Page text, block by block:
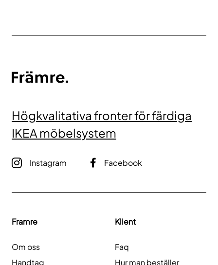
Högkvalitativa fronter för färdiga
IKEA möbelsystem
Instagram Facebook
Framre
Om oss
Handtag
Klient
Faq
Hur man beställer